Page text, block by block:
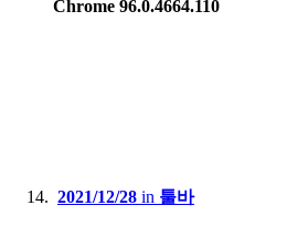
Chrome 96.0.4664.110
2021/12/28 in 툴바